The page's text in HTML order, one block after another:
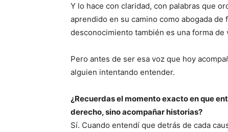
Y lo hace con claridad, con palabras que
aprendido en su camino como abogada
desconocimiento también es una forma de
Pero antes de ser esa voz que hoy
alguien intentando entender.
¿Recuerdas el momento exacto en que
derecho, sino acompañar historias?
Sí. Cuando entendí que detrás de cada